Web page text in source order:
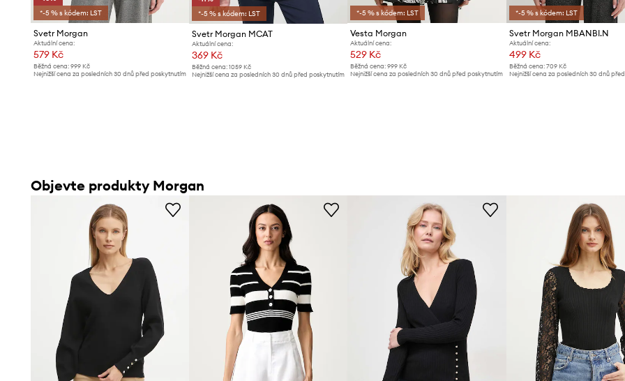
*-5 % s kódem: LST
Svetr Morgan
Aktuální cena:
579 Kč
Běžná cena: 999 Kč
Nejnižší cena za posledních 30 dnů před poskytnutím
*-5 % s kódem: LST
Svetr Morgan MCAT
Aktuální cena:
369 Kč
Běžná cena:1059 Kč
Nejnižší cena za posledních 30 dnů před poskytnutím
*-5 % s kódem: LST
Vesta Morgan
Aktuální cena:
529 Kč
Běžná cena: 999 Kč
Nejnižší cena za posledních 30 dnů před poskytnutím
*-5 % s kódem: LST
Svetr Morgan MBANBI.N
Aktuální cena:
499 Kč
Běžná cena: 709 Kč
Nejnižší cena za posledních 30 dnů
Objevte produkty Morgan